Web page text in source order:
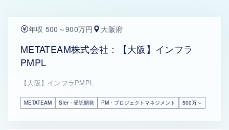
年収 500～900万円 大阪府
METATEAM株式会社：【大阪】インフラ
PMPL
【大阪】インフラPMPL
METATEAM SIer・受託開発 PM・プロジェクトマネジメント 500万～